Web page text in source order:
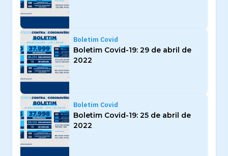
Boletim Covid
Boletim Covid-19: 29 de abril de
2022
Boletim Covid
Boletim Covid-19: 25 de abril de
2022